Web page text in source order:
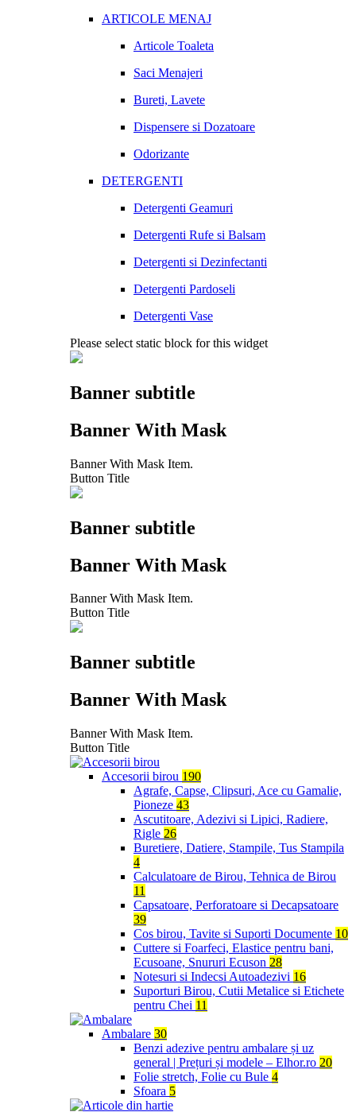
ARTICOLE MENAJ
Articole Toaleta
Saci Menajeri
Bureti, Lavete
Dispensere si Dozatoare
Odorizante
DETERGENTI
Detergenti Geamuri
Detergenti Rufe si Balsam
Detergenti si Dezinfectanti
Detergenti Pardoseli
Detergenti Vase
Please select static block for this widget
Banner subtitle
Banner With Mask
Banner With Mask Item.
Button Title
Banner subtitle
Banner With Mask
Banner With Mask Item.
Button Title
Banner subtitle
Banner With Mask
Banner With Mask Item.
Button Title
Accesorii birou 190
Agrafe, Capse, Clipsuri, Ace cu Gamalie,
Pioneze 43
Ascutitoare, Adezivi si Lipici, Radiere,
Rigle 26
Buretiere, Datiere, Stampile, Tus Stampila
4
Calculatoare de Birou, Tehnica de Birou
11
Capsatoare, Perforatoare si Decapsatoare
39
Cos birou, Tavite si Suporti Documente 10
Cuttere si Foarfeci, Elastice pentru bani,
Ecusoane, Snururi Ecuson 28
Notesuri si Indecsi Autoadezivi 16
Suporturi Birou, Cutii Metalice si Etichete
pentru Chei 11
Ambalare 30
Benzi adezive pentru ambalare și uz
general | Prețuri și modele – Elhor.ro 20
Folie stretch, Folie cu Bule 4
Sfoara 5